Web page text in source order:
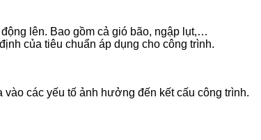
lên. Bao gồm cả gió bão, ngập lụt,…
của tiêu chuẩn áp dụng cho công trình.
các yếu tố ảnh hưởng đến kết cấu công trình.